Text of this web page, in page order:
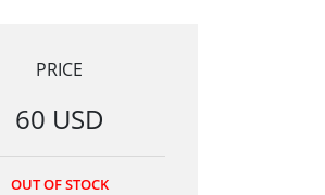
PRICE
60 USD
OUT OF STOCK